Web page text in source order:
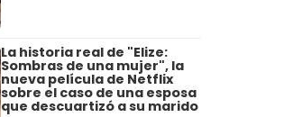
La historia real de "Elize:
Sombras de una mujer", la
nueva película de Netflix
sobre el caso de una esposa
que descuartizó a su marido